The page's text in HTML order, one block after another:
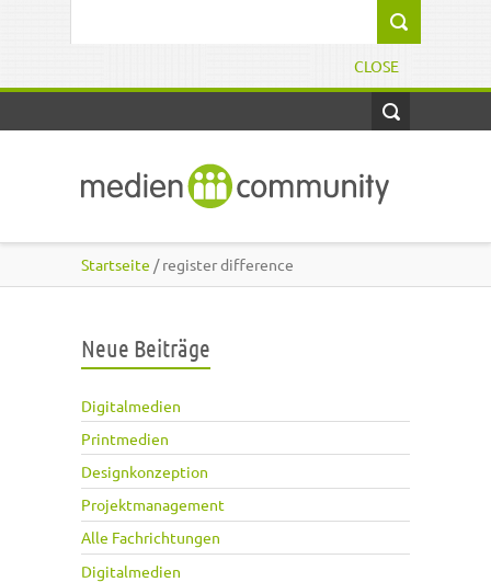
CLOSE
Startseite / register difference
Neue Beiträge
Digitalmedien
Printmedien
Designkonzeption
Projektmanagement
Alle Fachrichtungen
Digitalmedien